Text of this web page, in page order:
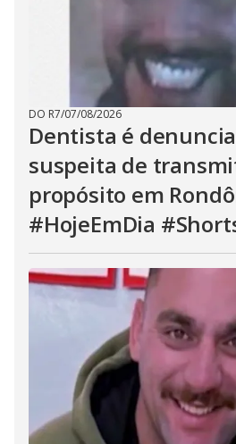
DO R7/07/08/2026
Dentista é
suspeita de
propósito em
#HojeEmDia